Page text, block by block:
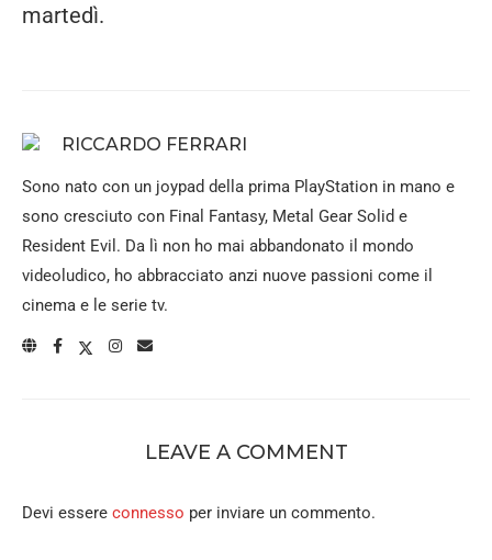
martedì.
RICCARDO FERRARI
Sono nato con un joypad della prima PlayStation in mano e
sono cresciuto con Final Fantasy, Metal Gear Solid e
Resident Evil. Da lì non ho mai abbandonato il mondo
videoludico, ho abbracciato anzi nuove passioni come il
cinema e le serie tv.
LEAVE A COMMENT
Devi essere connesso per inviare un commento.